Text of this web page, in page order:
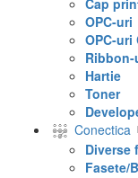
Cap
OPC-uri
OPC-
Ribbon-
Hartie
Toner
Conectica
Diverse
Fasete/